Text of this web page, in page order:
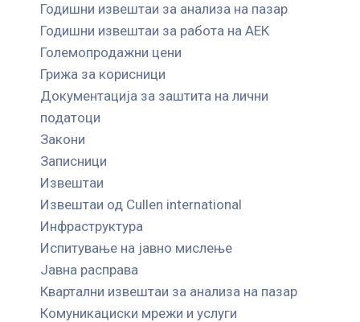
Годишни извештаи за анализа на пазар
Годишни извештаи за работа на АЕК
Големопродажни цени
Грижа за корисници
Документација за заштита на лични
податоци
Закони
Записници
Извештаи
Извештаи од Cullen international
Инфраструктура
Испитување на јавно мислење
Јавна расправа
Квартални извештаи за анализа на пазар
Комуникациски мрежи и услуги